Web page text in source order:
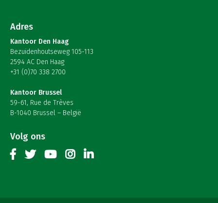
Adres
Kantoor Den Haag
Bezuidenhoutseweg 105-113
2594 AC Den Haag
+31 (0)70 338 2700
Kantoor Brussel
59-61, Rue de Trèves
B-1040 Brussel – België
Volg ons